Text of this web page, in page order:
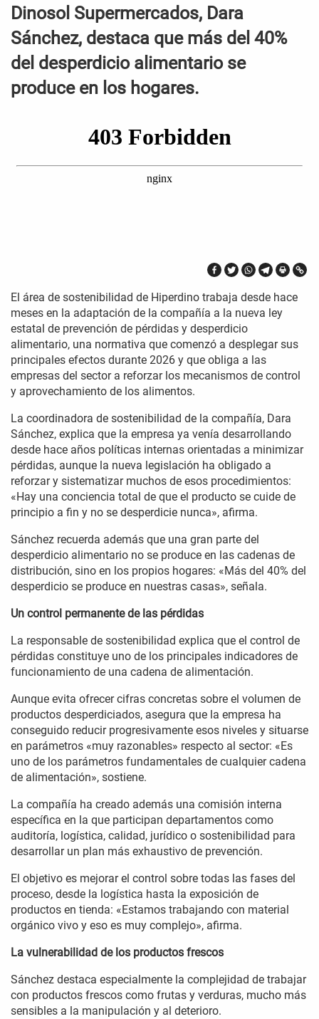
Dinosol Supermercados, Dara
Sánchez, destaca que más del 40%
del desperdicio alimentario se
produce en los hogares.
El área de sostenibilidad de Hiperdino trabaja desde hace
meses en la adaptación de la compañía a la nueva ley
estatal de prevención de pérdidas y desperdicio
alimentario, una normativa que comenzó a desplegar sus
principales efectos durante 2026 y que obliga a las
empresas del sector a reforzar los mecanismos de control
y aprovechamiento de los alimentos.
La coordinadora de sostenibilidad de la compañía, Dara
Sánchez, explica que la empresa ya venía desarrollando
desde hace años políticas internas orientadas a minimizar
pérdidas, aunque la nueva legislación ha obligado a
reforzar y sistematizar muchos de esos procedimientos:
«Hay una conciencia total de que el producto se cuide de
principio a fin y no se desperdicie nunca», afirma.
Sánchez recuerda además que una gran parte del
desperdicio alimentario no se produce en las cadenas de
distribución, sino en los propios hogares: «Más del 40% del
desperdicio se produce en nuestras casas», señala.
Un control permanente de las pérdidas
La responsable de sostenibilidad explica que el control de
pérdidas constituye uno de los principales indicadores de
funcionamiento de una cadena de alimentación.
Aunque evita ofrecer cifras concretas sobre el volumen de
productos desperdiciados, asegura que la empresa ha
conseguido reducir progresivamente esos niveles y situarse
en parámetros «muy razonables» respecto al sector: «Es
uno de los parámetros fundamentales de cualquier cadena
de alimentación», sostiene.
La compañía ha creado además una comisión interna
específica en la que participan departamentos como
auditoría, logística, calidad, jurídico o sostenibilidad para
desarrollar un plan más exhaustivo de prevención.
El objetivo es mejorar el control sobre todas las fases del
proceso, desde la logística hasta la exposición de
productos en tienda: «Estamos trabajando con material
orgánico vivo y eso es muy complejo», afirma.
La vulnerabilidad de los productos frescos
Sánchez destaca especialmente la complejidad de trabajar
con productos frescos como frutas y verduras, mucho más
sensibles a la manipulación y al deterioro.